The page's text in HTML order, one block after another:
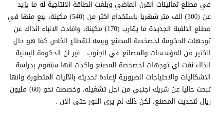
في مطلع ثمانينات القرن الماضي وبلغت الطاقة الانتاجية له ما يزيد
عن (300) الف متر شهريا باستخدام اكثر من (540) مكينة، بيع منها في
مطلع الالفية الجديدة ما يقارب (170) مكينة، وافادت الانباء انذاك عن
توجهات الحكومة لخصخصة المصنع وبيعه للقطاع الخاص كما هو حال
الكثير من المؤسسات والمصانع في الجنوب . غير ان الحكومة اليمنية
انذاك نفت اي توجهات لخصخصة المصنع واكدت انها ستقوم بدراسة
الاشكاليات والاحتياجات الضرورية لإعادة تحديثه بالآليات المتطورة وانها
تبحث حاليا عن شريك أجنبي من أجل تشغيله، وخصصت نحو (60) مليون
ريال لتحديث المصنع، لكن ذلك لم يرى النور حتى الان .